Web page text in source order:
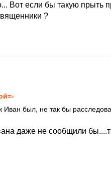
Вот если бы такую прыть
?
Иван был, не так бы
даже не сообщили